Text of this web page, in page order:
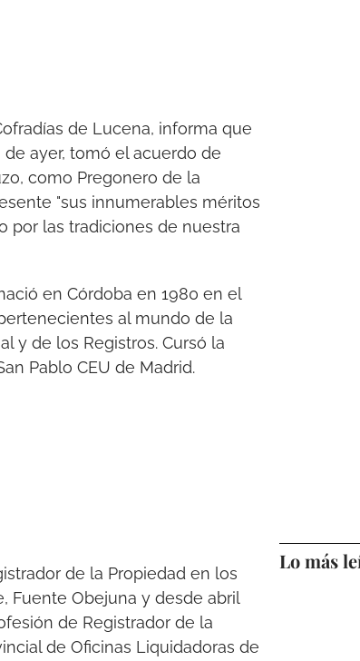
de Lucena, informa que
ayer, tomó el acuerdo de
como Pregonero de la
"sus innumerables méritos
por las tradiciones de nuestra
en Córdoba en 1980 en el
al mundo de la
y de los Registros. Cursó la
Pablo CEU de Madrid.
de la Propiedad en los
Fuente Obejuna y desde abril
de Registrador de la
de Oficinas Liquidadoras de
Lo más